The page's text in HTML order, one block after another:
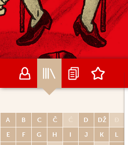
A B C Č Ć D DŽ
Đ
E
F G H I J K
L